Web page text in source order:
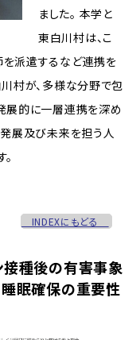
ました。 本学と
東白川村は、こ
派遣するなど連携を
村が、多様な分野で包
展的に一層連携を深め
発展及び未来を担う人
INDEXにもどる
種後の有害事象
眠確保の重要性